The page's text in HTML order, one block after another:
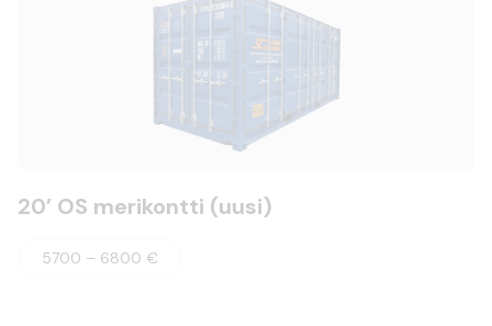
20’ OS merikontti (uusi)
5700 – 6800 €